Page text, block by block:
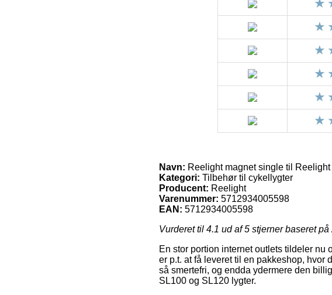
Navn: Reelight magnet single til
Kategori: Tilbehør til cykellygter
Producent: Reelight
Varenummer: 5712934005598
EAN: 5712934005598
Vurderet til 4.1 ud af 5 stjerner baseret på
En stor portion internet outlets tildeler nu
er p.t. at få leveret til en pakkeshop, hvor
så smertefri, og endda ydermere den
SL100 og SL120 lygter.